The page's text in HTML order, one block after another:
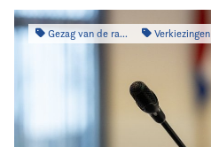
Gezag van de raad Verkiezingen